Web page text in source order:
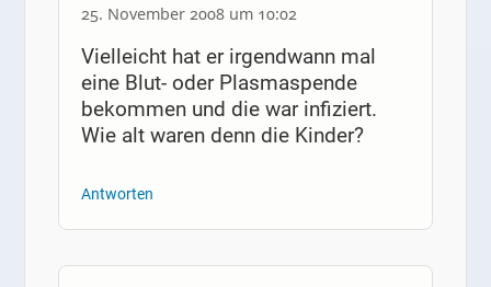
25. November 2008 um 10:02
Vielleicht hat er irgendwann mal
eine Blut- oder Plasmaspende
bekommen und die war infiziert.
Wie alt waren denn die Kinder?
Antworten